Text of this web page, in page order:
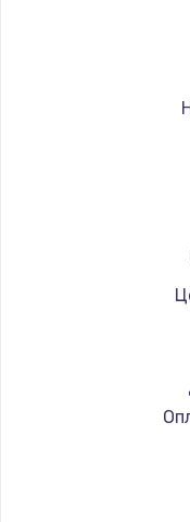
Ремонт
Ремонт
Ремонт